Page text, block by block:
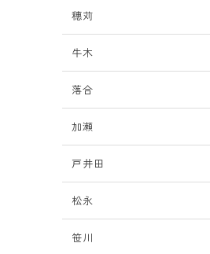
穗苅
牛木
落合
加瀬
戸井田
松永
笹川